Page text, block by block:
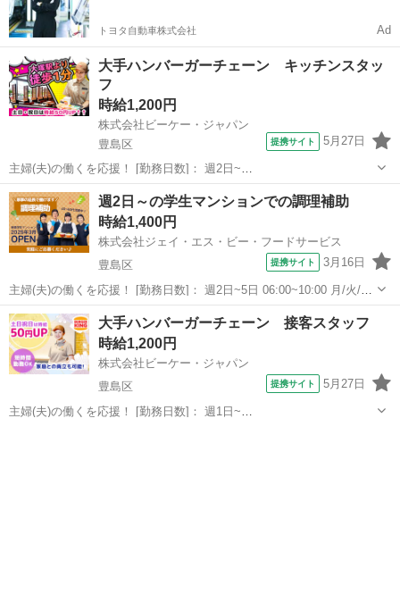
トヨタ自動車株式会社 Ad
大手ハンバーガーチェーン キッチンスタッ
フ
時給1,200円
株式会社ビーケー・ジャパン
豊島区
提携サイト 5月27日
主婦(夫)の働くを応援！ [勤務日数]： 週2日~
09:00~15:00/09:00~17:00/13:00~17:00 [勤務地・最寄駅]： 東京都豊島
区南大塚２丁目４５-８ ニッセイ大塚駅前ビル １階 バーガーキ...
東京 豊島区 キッチン
週2日～の学生マンションでの調理補助
時給1,400円
株式会社ジェイ・エス・ビー・フードサービス
豊島区
提携サイト 3月16日
主婦(夫)の働くを応援！ [勤務日数]： 週2日~5日 06:00~10:00 月/火/水/
木/金 などから選べます [勤務地・最寄駅]： 東京都豊島区高田1丁目14
－10 ブランシエスタ早稲田 早稲田(都電荒川線)駅...
東京 豊島区 キッチン
大手ハンバーガーチェーン 接客スタッフ
時給1,200円
株式会社ビーケー・ジャパン
豊島区
提携サイト 5月27日
主婦(夫)の働くを応援！ [勤務日数]： 週1日~